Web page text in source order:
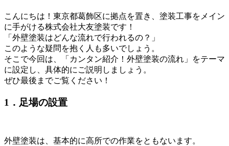
こんにちは！東京都葛飾区に拠点を置き、塗装工事をメイン
に手がける株式会社大友塗装です！
「外壁塗装はどんな流れで行われるの？」
このような疑問を抱く人も多いでしょう。
そこで今回は、「カンタン紹介！外壁塗装の流れ」をテーマ
に設定し、具体的にご説明しましょう。
ぜひ最後までご覧ください！
1．足場の設置
外壁塗装は、基本的に高所での作業をともないます。